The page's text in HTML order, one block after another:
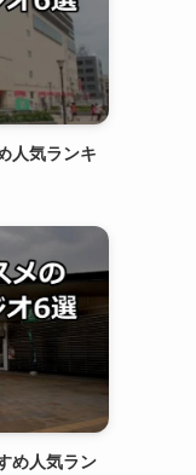
人気ランキ
め人気ラン